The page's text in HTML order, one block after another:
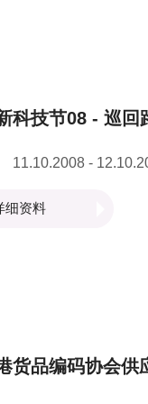
科技节08 - 巡回
11.10.2008 -
细资料
货品编码协会供